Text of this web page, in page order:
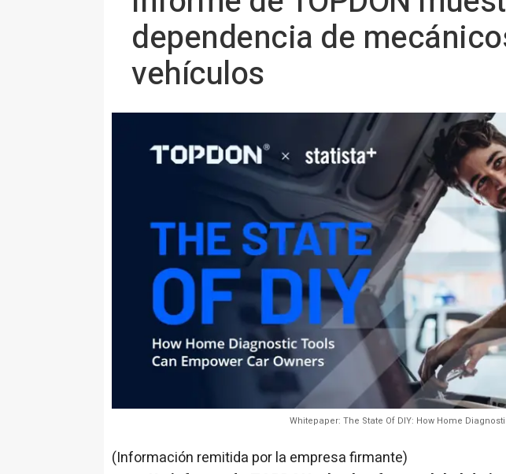
dependencia de
vehículos
Whitepaper: The State Of DIY: How Home
(Información remitida por la empresa firmante)